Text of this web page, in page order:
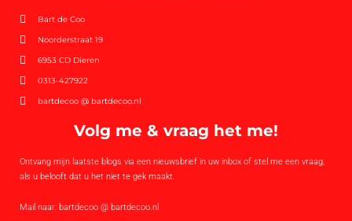
Volg me & vraag het me!
Ontvang mijn laatste blogs via een nieuwsbrief in uw inbox of stel me een vraag,
als u belooft dat u het niet te gek maakt.
Mail naar: bartdecoo @ bartdecoo.nl
Bart de Coo
Noorderstraat 19
6953 CD Dieren
0313-427922
bartdecoo @ bartdecoo.nl